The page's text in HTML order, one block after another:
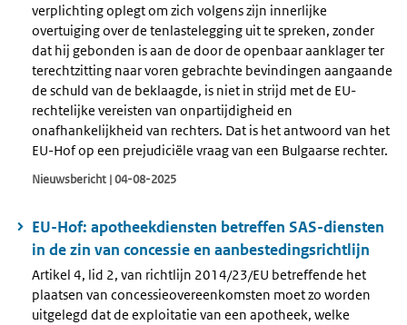
verplichting oplegt om zich volgens zijn innerlijke
overtuiging over de tenlastelegging uit te spreken, zonder
dat hij gebonden is aan de door de openbaar aanklager ter
terechtzitting naar voren gebrachte bevindingen aangaande
de schuld van de beklaagde, is niet in strijd met de EU-
rechtelijke vereisten van onpartijdigheid en
onafhankelijkheid van rechters. Dat is het antwoord van het
EU-Hof op een prejudiciële vraag van een Bulgaarse rechter.
Nieuwsbericht | 04-08-2025
EU-Hof: apotheekdiensten betreffen SAS-diensten
in de zin van concessie en aanbestedingsrichtlijn
Artikel 4, lid 2, van richtlijn 2014/23/EU betreffende het
plaatsen van concessieovereenkomsten moet zo worden
uitgelegd dat de exploitatie van een apotheek, welke